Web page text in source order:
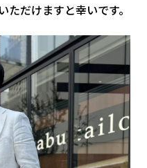
だけますと幸いです。